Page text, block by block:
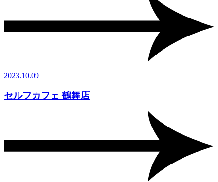
2023.10.09
セルフカフェ 鶴舞店